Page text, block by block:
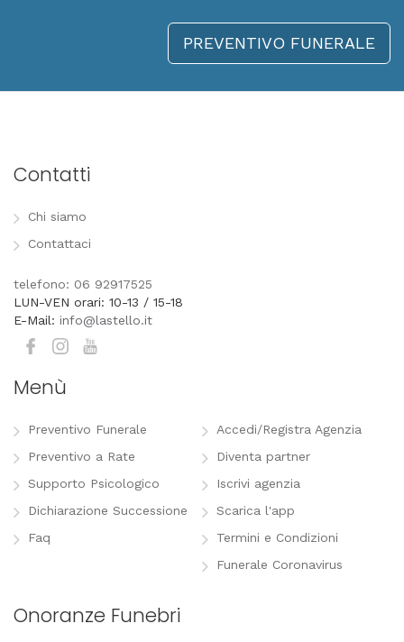
PREVENTIVO FUNERALE
Contatti
Chi siamo
Contattaci
telefono: 06 92917525
LUN-VEN orari: 10-13 / 15-18
E-Mail: info@lastello.it
Menù
Preventivo Funerale
Preventivo a Rate
Supporto Psicologico
Dichiarazione Successione
Faq
Accedi/Registra Agenzia
Diventa partner
Iscrivi agenzia
Scarica l'app
Termini e Condizioni
Funerale Coronavirus
Onoranze Funebri